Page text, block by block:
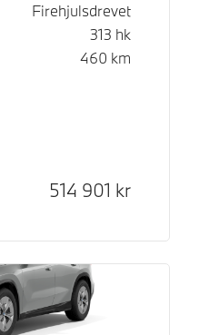
Firehjulsdrevet
313 hk
460 km
Kontantpris
514 901 kr